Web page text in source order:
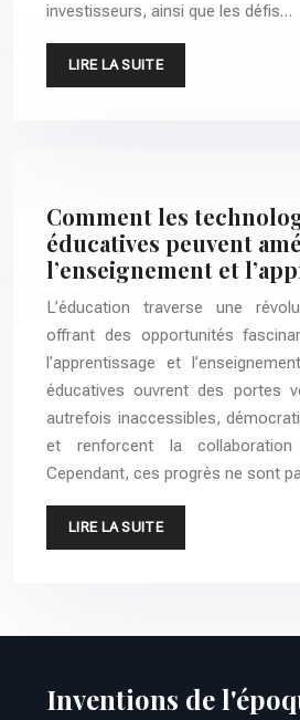
investisseurs, ainsi que les défis…
LIRE LA SUITE
Comment les
éducatives peuvent
l’enseignement et
L’éducation traverse une
offrant des opportunités
l’apprentissage et
éducatives ouvrent des portes
autrefois inaccessibles,
et renforcent la collaboration
Cependant, ces progrès ne sont
LIRE LA SUITE
Inventions de